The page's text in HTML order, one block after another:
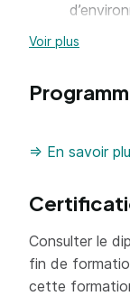
Définir
Voir plus
=> En savoir
Consulter le
fin de
cette